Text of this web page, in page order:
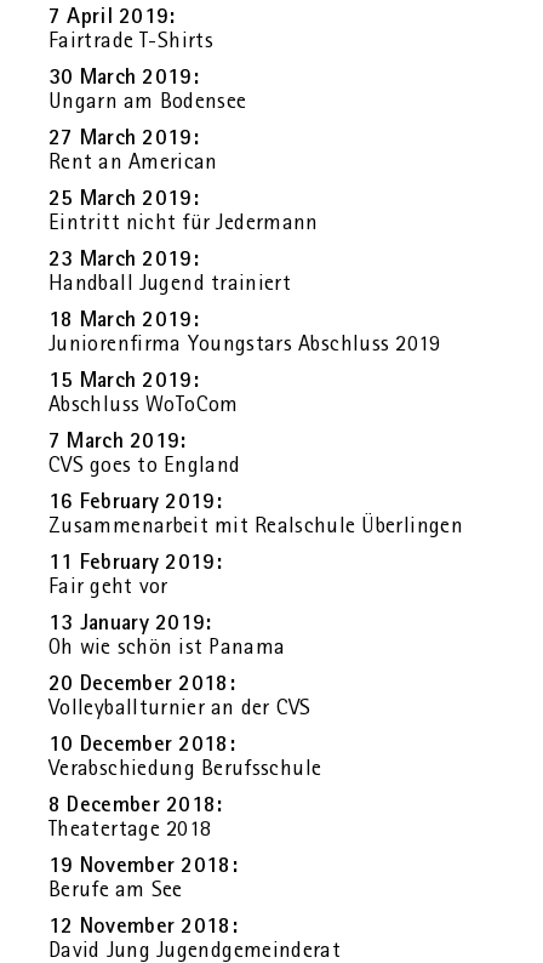
7 April 2019:
Fair­tra­de T-Shirts
30 March 2019:
Un­garn am Bo­den­see
27 March 2019:
Rent an Ame­ri­can
25 March 2019:
Ein­tritt nicht für Je­der­mann
23 March 2019:
Hand­ball Ju­gend trai­niert
18 March 2019:
Ju­nio­ren­fir­ma Young­s­tars Ab­schluss 2019
15 March 2019:
Ab­schluss Wo­To­Com
7 March 2019:
CVS goes to Eng­land
16 Fe­bru­ary 2019:
Zu­sam­men­ar­beit mit Re­al­schu­le Über­lin­gen
11 Fe­bru­ary 2019:
Fair geht vor
13 Ja­nu­ary 2019:
Oh wie schön ist Pa­na­ma
20 Decem­ber 2018:
Vol­ley­ball­tur­nier an der CVS
10 Decem­ber 2018:
Ver­ab­schie­dung Be­rufs­schu­le
8 Decem­ber 2018:
Thea­ter­ta­ge 2018
19 No­vem­ber 2018:
Be­ru­fe am See
12 No­vem­ber 2018:
David Jung Ju­gend­ge­mein­de­rat